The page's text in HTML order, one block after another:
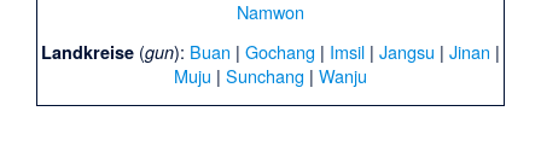
Namwon
Landkreise (gun): Buan | Gochang | Imsil | Jangsu | Jinan |
Muju | Sunchang | Wanju